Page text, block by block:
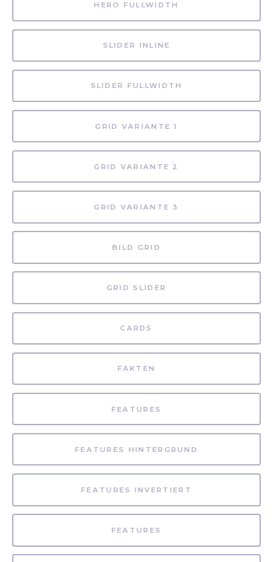
HERO FULLWIDTH
SLIDER INLINE
SLIDER FULLWIDTH
GRID VARIANTE 1
GRID VARIANTE 2
GRID VARIANTE 3
BILD GRID
GRID SLIDER
CARDS
FAKTEN
FEATURES
FEATURES HINTERGRUND
FEATURES INVERTIERT
FEATURES